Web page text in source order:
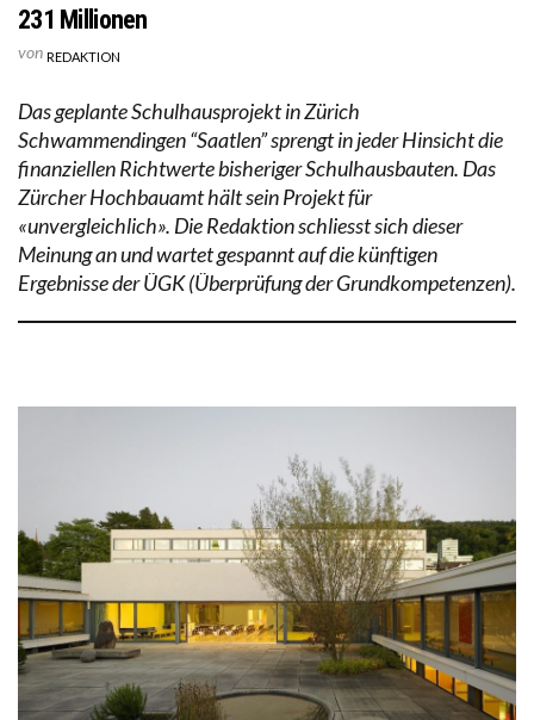
231 Millionen
von REDAKTION
Das geplante Schulhausprojekt in Zürich
Schwammendingen “Saatlen” sprengt in jeder Hinsicht die
finanziellen Richtwerte bisheriger Schulhausbauten. Das
Zürcher Hochbauamt hält sein Projekt für
«unvergleichlich». Die Redaktion schliesst sich dieser
Meinung an und wartet gespannt auf die künftigen
Ergebnisse der ÜGK (Überprüfung der Grundkompetenzen).